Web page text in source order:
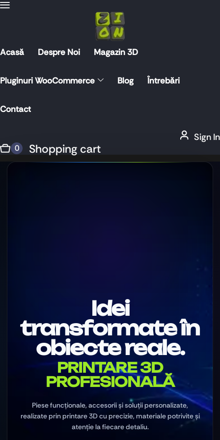
Acasă Despre Noi Magazin 3D
Pluginuri WooCommerce Blog Întrebări
Contact
Sign In
0 Shopping cart
PRINTARE 3D
PROFESIONALĂ
Idei
transformate în
obiecte reale.
Piese funcționale, accesorii și soluții personalizate,
realizate prin printare 3D cu precizie, materiale potrivite și
atenție la fiecare detaliu.